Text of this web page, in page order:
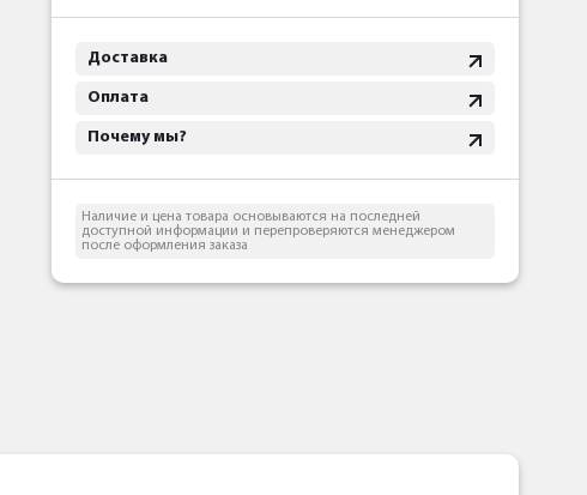
Доставка
Оплата
Почему мы?
Наличие и цена товара основываются на последней
доступной информации и перепроверяются менеджером
после оформления заказа